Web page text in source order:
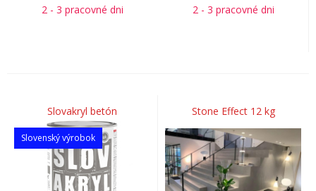
2 - 3 pracovné dni 2 - 3 pracovné dni
Slovakryl betón
Slovenský výrobok
Stone Effect 12 kg